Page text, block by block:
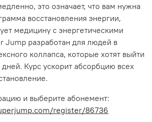
это означает, что вам нужна
восстановления энергии,
медицину с энергетическими
Jump разработан для людей в
коллапса, которые хотят выйти
Курс ускорит абсорбцию всех
и выберите абонемент:
register/86736